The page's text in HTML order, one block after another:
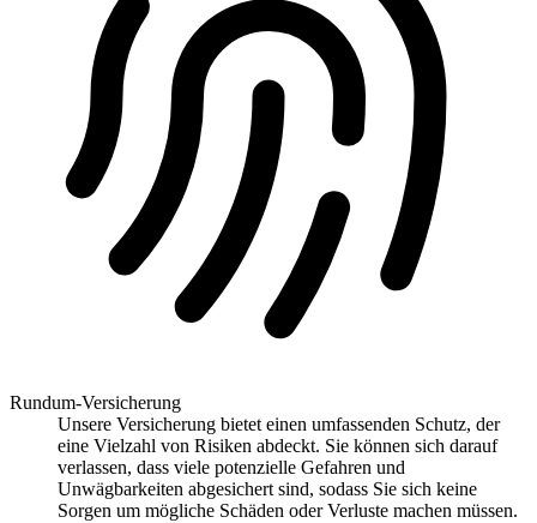
Rundum-Versicherung
Unsere Versicherung bietet einen umfassenden Schutz, der
eine Vielzahl von Risiken abdeckt. Sie können sich darauf
verlassen, dass viele potenzielle Gefahren und
Unwägbarkeiten abgesichert sind, sodass Sie sich keine
Sorgen um mögliche Schäden oder Verluste machen müssen.